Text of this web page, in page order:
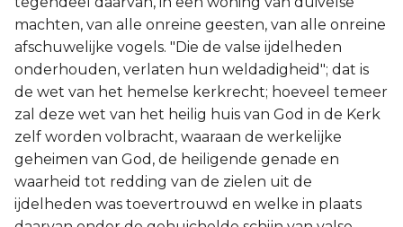
machten, van alle onreine geesten, van alle onreine
afschuwelijke vogels. "Die de valse ijdelheden
onderhouden, verlaten hun weldadigheid"; dat is
de wet van het hemelse kerkrecht; hoeveel temeer
zal deze wet van het heilig huis van God in de Kerk
zelf worden volbracht, waaraan de werkelijke
geheimen van God, de heiligende genade en
waarheid tot redding van de zielen uit de
ijdelheden was toevertrouwd en welke in plaats